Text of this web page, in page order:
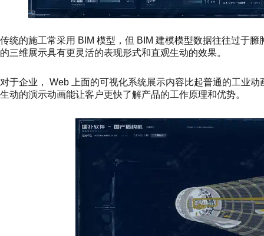
传统的施工常采用 BIM 模型，但 BIM 建模模型数据往往过于
的三维展示具有更灵活的表现形式和直观生动的效果。
对于企业， Web 上面的可视化系统展示内容比起普通的工业
生动的演示动画能让客户更快了解产品的工作原理和优势。